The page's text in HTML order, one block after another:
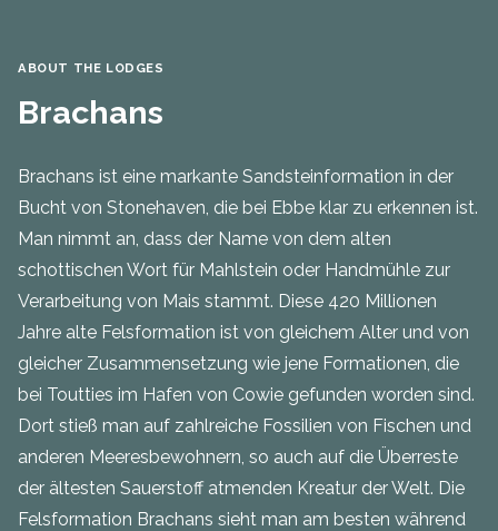
ABOUT THE LODGES
Brachans
Brachans ist eine markante Sandsteinformation in der
Bucht von Stonehaven, die bei Ebbe klar zu erkennen ist.
Man nimmt an, dass der Name von dem alten
schottischen Wort für Mahlstein oder Handmühle zur
Verarbeitung von Mais stammt. Diese 420 Millionen
Jahre alte Felsformation ist von gleichem Alter und von
gleicher Zusammensetzung wie jene Formationen, die
bei Toutties im Hafen von Cowie gefunden worden sind.
Dort stieß man auf zahlreiche Fossilien von Fischen und
anderen Meeresbewohnern, so auch auf die Überreste
der ältesten Sauerstoff atmenden Kreatur der Welt. Die
Felsformation Brachans sieht man am besten während